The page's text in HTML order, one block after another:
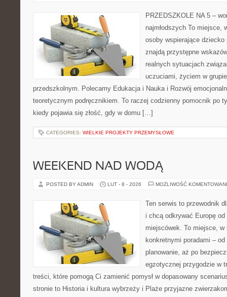
PRZEDSZKOLE NA 5 –
najmłodszych To miejsce,
osoby wspierające
znajdą przystępne
realnych sytuacjach
uczuciami, życiem w
przedszkolnym. Polecamy Edukacja i Nauka i Rozwój
teoretycznym podręcznikiem. To raczej codzienny pomocnik po
kiedy pojawia się złość, gdy w domu […]
CATEGORIES: WIELKIE PROJEKTY PRZEMYSŁOWE
WEEKEND NAD WODĄ
POSTED BY ADMIN LUT - 8 - 2026 MOŻLIWOŚĆ
Ten serwis to przewodnik
i chcą odkrywać Europę
miejscówek. To miejsce,
konkretnymi poradami –
planowanie, aż po
egzotycznej przygodzie w
treści, które pomogą Ci zamienić pomysł w dopasowany
stronie to Historia i kultura wybrzeży i Plaże przyjazne